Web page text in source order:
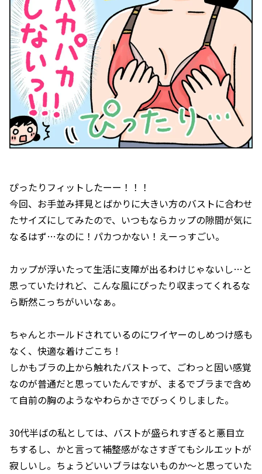
ぴったりフィットしたーー！！！
今回、お手並み拝見とばかりに大きい方のバストに合わせ
たサイズにしてみたので、いつもならカップの隙間が気に
なるはず…なのに！パカつかない！えーっすごい。
カップが浮いたって生活に支障が出るわけじゃないし…と
思っていたけれど、こんな風にぴったり収まってくれるな
ら断然こっちがいいなぁ。
ちゃんとホールドされているのにワイヤーのしめつけ感も
なく、快適な着けごこち！
しかもブラの上から触れたバストって、ごわっと固い感覚
なのが普通だと思っていたんですが、まるでブラまで含め
て自前の胸のようなやわらかさでびっくりしました。
30代半ばの私としては、バストが盛られすぎると悪目立
ちするし、かと言って補整感がなさすぎてもシルエットが
寂しいし。ちょうどいいブラはないものか〜と思っていた